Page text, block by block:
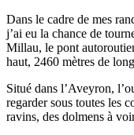
Dans le cadre de mes
j’ai eu la chance de
Millau, le pont
haut, 2460 mètres de
Situé dans l’Aveyron,
regarder sous toutes les
ravins, des dolmens à